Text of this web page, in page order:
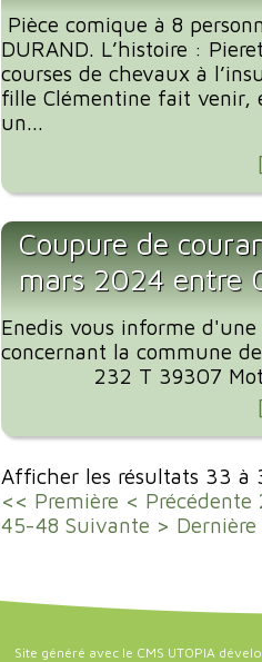
Pièce comique à 8
DURAND. L’histoire :
courses de chevaux à
fille Clémentine fait venir,
un...
Coupure de
mars 2024 entre
Enedis vous informe
concernant la commune
232 T 39307 Motif
Afficher les résultats 33 à
<< Première < Précédente
45-48 Suivante >
Site généré avec le CMS UTOPIA